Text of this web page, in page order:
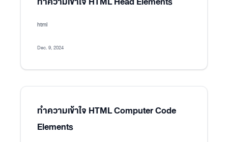
html
Dec. 9, 2024
ทำความเข้าใจ HTML Computer Code
Elements